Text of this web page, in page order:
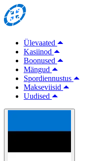
Ülevaated
Kasiinod
Boonused
Mängud
Spordiennustus
Makseviisid
Uudised